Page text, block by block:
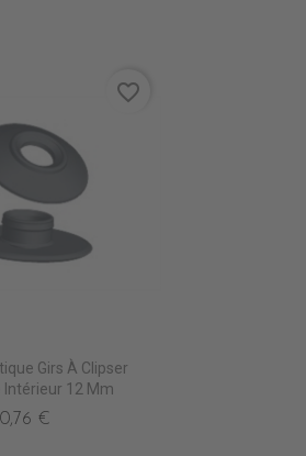
Girs À Clipser
Intérieur 12 Mm
0,76 €
favorite_border